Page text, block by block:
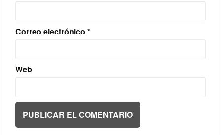
Correo electrónico *
Web